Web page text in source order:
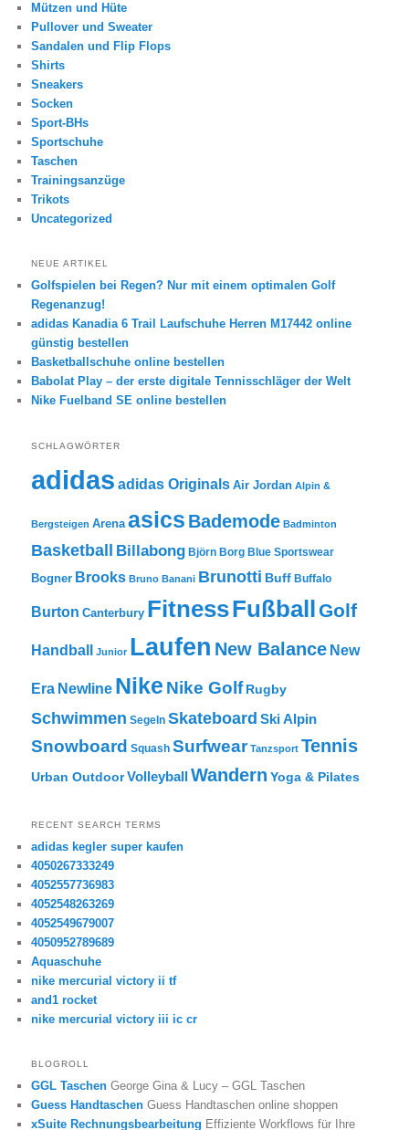
Mützen und Hüte
Pullover und Sweater
Sandalen und Flip Flops
Shirts
Sneakers
Socken
Sport-BHs
Sportschuhe
Taschen
Trainingsanzüge
Trikots
Uncategorized
NEUE ARTIKEL
Golfspielen bei Regen? Nur mit einem optimalen Golf
Regenanzug!
adidas Kanadia 6 Trail Laufschuhe Herren M17442 online
günstig bestellen
Basketballschuhe online bestellen
Babolat Play – der erste digitale Tennisschläger der Welt
Nike Fuelband SE online bestellen
SCHLAGWÖRTER
adidas adidas Originals Air Jordan Alpin &
Bergsteigen Arena asics Bademode Badminton
Basketball Billabong Björn Borg Blue Sportswear
Bogner Brooks Bruno Banani Brunotti Buff Buffalo
Burton Canterbury FitnessFußballGolf
Handball Junior Laufen New Balance New
Era Newline Nike Nike Golf Rugby
Schwimmen Segeln Skateboard Ski Alpin
Snowboard Squash Surfwear Tanzsport Tennis
Urban OutdoorVolleyballWandern Yoga & Pilates
RECENT SEARCH TERMS
adidas kegler super kaufen
4050267333249
4052557736983
4052548263269
4052549679007
4050952789689
Aquaschuhe
nike mercurial victory ii tf
and1 rocket
nike mercurial victory iii ic cr
BLOGROLL
GGL Taschen George Gina & Lucy – GGL Taschen
Guess Handtaschen Guess Handtaschen online shoppen
xSuite Rechnungsbearbeitung Effiziente Workflows für Ihre